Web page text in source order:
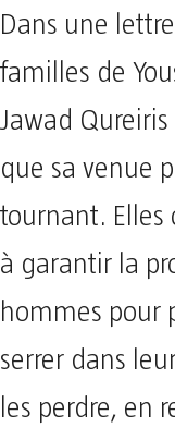
Dans une
familles de
Jawad
que sa venue
tournant. Elles
à garantir la
hommes pour
serrer dans
les perdre, en